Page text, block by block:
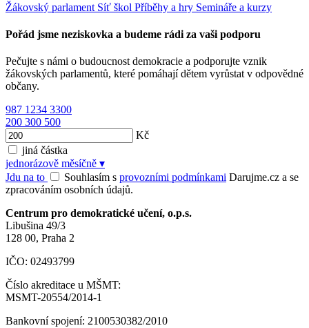
Žákovský parlament Síť škol Příběhy a hry Semináře a kurzy
Pořád jsme neziskovka a budeme rádi za vaši podporu
Pečujte s námi o budoucnost demokracie a podporujte vznik
žákovských parlamentů, které pomáhají dětem vyrůstat v odpovědné
občany.
987 1234 3300
200 300 500
Kč
jiná částka
jednorázově měsíčně ▾
Jdu na to
Souhlasím s provozními podmínkami Darujme.cz a se
zpracováním osobních údajů.
Centrum pro demokratické učení, o.p.s.
Libušina 49/3
128 00, Praha 2
IČO: 02493799
Číslo akreditace u MŠMT:
MSMT-20554/2014-1
Bankovní spojení: 2100530382/2010